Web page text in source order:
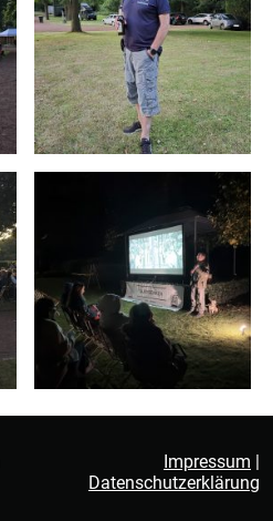
Impressum |
Datenschutzerklärung